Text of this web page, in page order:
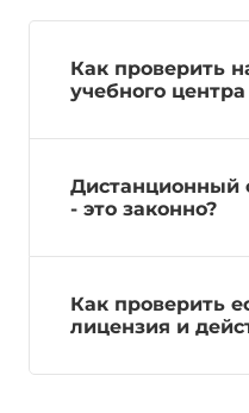
Как проверить
учебного
Дистанционный
- это законно?
Как проверить
лицензия и